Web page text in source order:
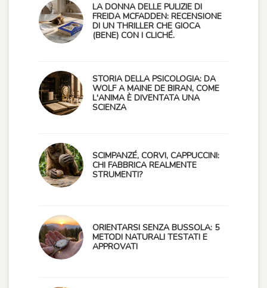
LA DONNA DELLE PULIZIE DI
FREIDA MCFADDEN: RECENSIONE
DI UN THRILLER CHE GIOCA
(BENE) CON I CLICHÉ.
STORIA DELLA PSICOLOGIA: DA
WOLF A MAINE DE BIRAN, COME
L'ANIMA È DIVENTATA UNA
SCIENZA
SCIMPANZÉ, CORVI, CAPPUCCINI:
CHI FABBRICA REALMENTE
STRUMENTI?
ORIENTARSI SENZA BUSSOLA: 5
METODI NATURALI TESTATI E
APPROVATI